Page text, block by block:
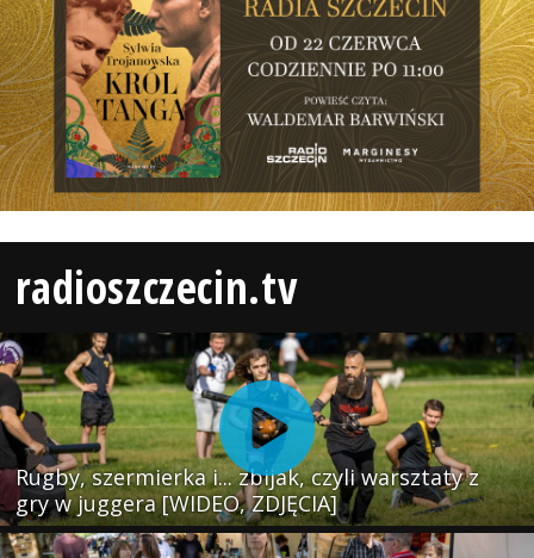
radioszczecin.tv
Rugby, szermierka i... zbijak, czyli warsztaty z
gry w juggera [WIDEO, ZDJĘCIA]